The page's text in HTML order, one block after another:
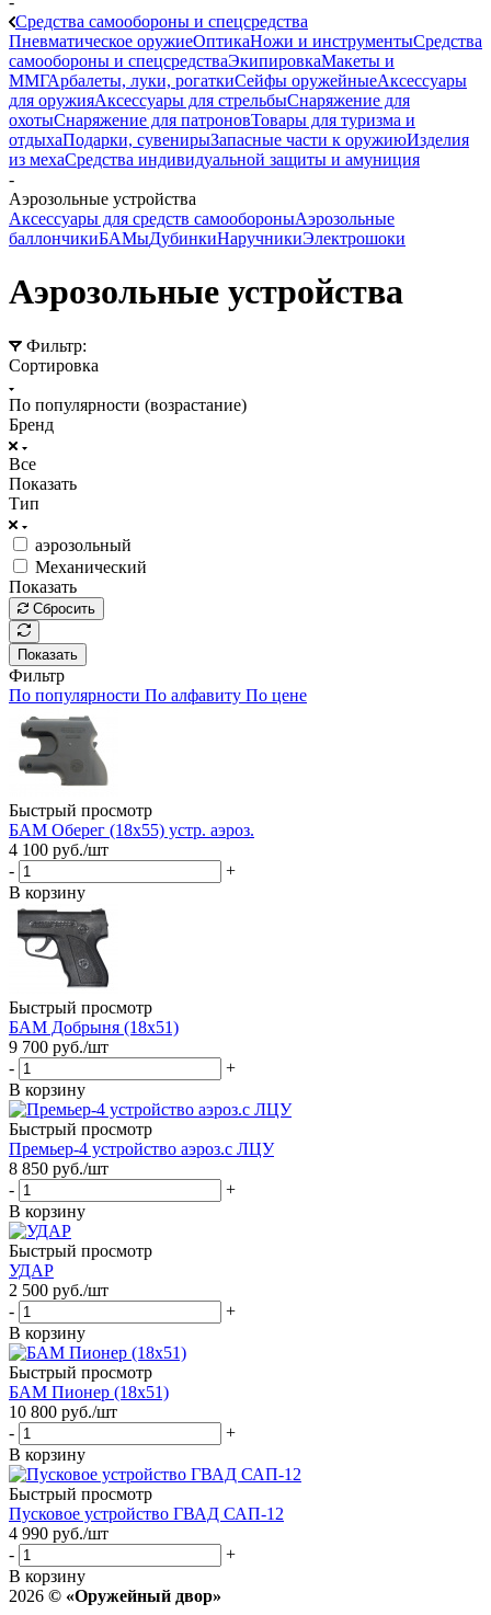
Средства самообороны и спецсредства
Пневматическое оружиеОптикаНожи и инструментыСредства
самообороны и спецсредстваЭкипировкаМакеты и
ММГАрбалеты, луки, рогаткиСейфы оружейныеАксессуары
для оружияАксессуары для стрельбыСнаряжение для
охотыСнаряжение для патроновТовары для туризма и
отдыхаПодарки, сувенирыЗапасные части к оружиюИзделия
из мехаСредства индивидуальной защиты и амуниция
-
Аэрозольные устройства
Аксессуары для средств самообороныАэрозольные
баллончикиБАМыДубинкиНаручникиЭлектрошоки
Аэрозольные устройства
Фильтр:
Сортировка
По популярности (возрастание)
Бренд
Все
Показать
Тип
аэрозольный
Механический
Показать
Сбросить
Показать
Фильтр
По популярности По алфавиту По цене
Быстрый просмотр
БАМ Оберег (18х55) устр. аэроз.
4 100 руб./шт
-
+
В корзину
Быстрый просмотр
БАМ Добрыня (18х51)
9 700 руб./шт
-
+
В корзину
Быстрый просмотр
Премьер-4 устройство аэроз.с ЛЦУ
8 850 руб./шт
-
+
В корзину
Быстрый просмотр
УДАР
2 500 руб./шт
-
+
В корзину
Быстрый просмотр
БАМ Пионер (18х51)
10 800 руб./шт
-
+
В корзину
Быстрый просмотр
Пусковое устройство ГВАД САП-12
4 990 руб./шт
-
+
В корзину
2026 © «Оружейный двор»